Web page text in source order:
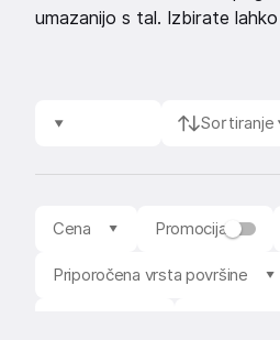
umazanijo s tal. Izbirate
Sortiranje
Cena Promocija
Priporočena vrsta površine